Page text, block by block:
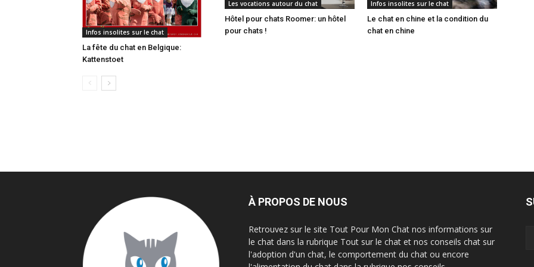
Infos insolites sur le chat
La fête du chat en Belgique:
Kattenstoet
Les vocations autour du chat
Hôtel pour chats Roomer: un hôtel
pour chats !
Infos insolites sur le chat
Le chat en chine et la condition du
chat en chine
À PROPOS DE NOUS
Retrouvez sur le site Tout Pour Mon Chat nos informations sur
le chat dans la rubrique Tout sur le chat et nos conseils chat sur
l'adoption d'un chat, le comportement du chat ou encore